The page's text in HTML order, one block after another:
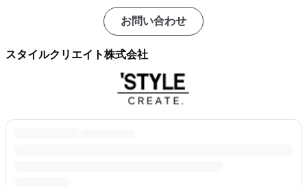
お問い合わせ
スタイルクリエイト株式会社